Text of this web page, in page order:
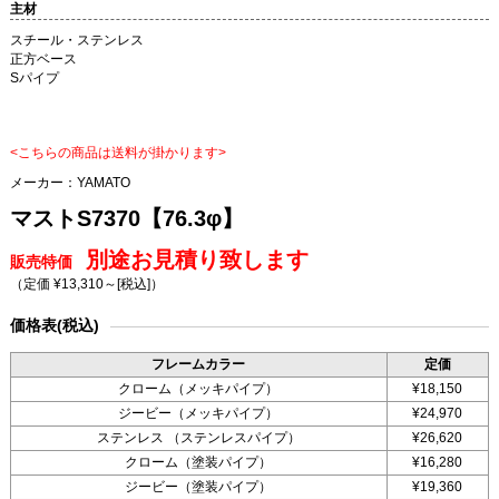
主材
スチール・ステンレス
正方ベース
Sパイプ
<こちらの商品は送料が掛かります>
メーカー： YAMATO
マストS7370【76.3φ】
販売特価 別途お見積り致します
（定価 ¥13,310～ [税込] ）
価格表(税込)
フレームカラー
定価
クローム（メッキパイプ）
¥18,150
ジービー（メッキパイプ）
¥24,970
ステンレス （ステンレスパイプ）
¥26,620
クローム（塗装パイプ）
¥16,280
ジービー（塗装パイプ）
¥19,360